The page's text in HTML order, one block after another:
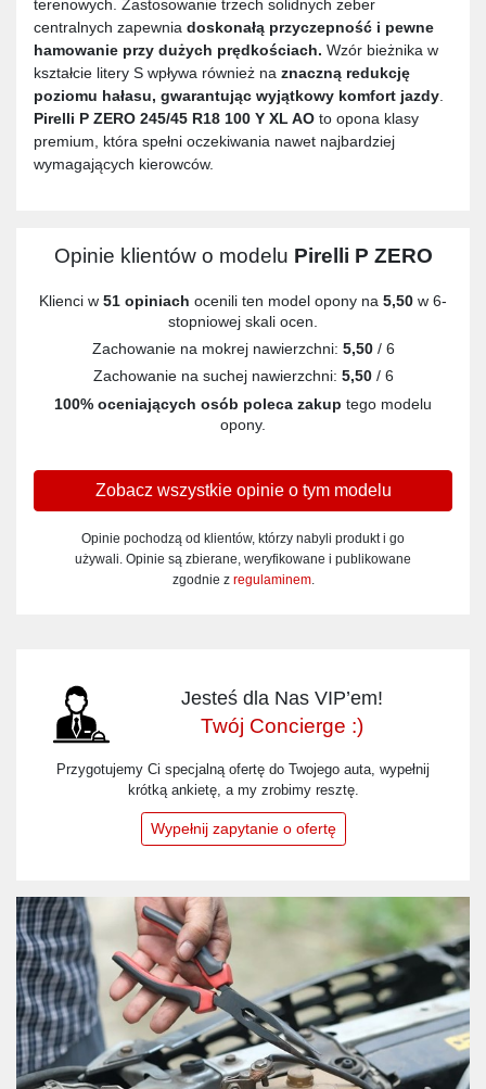
terenowych. Zastosowanie trzech solidnych żeber
centralnych zapewnia doskonałą przyczepność i pewne
hamowanie przy dużych prędkościach. Wzór bieżnika w
kształcie litery S wpływa również na znaczną redukcję
poziomu hałasu, gwarantując wyjątkowy komfort jazdy.
Pirelli P ZERO 245/45 R18 100 Y XL AO to opona klasy
premium, która spełni oczekiwania nawet najbardziej
wymagających kierowców.
Opinie klientów o modelu Pirelli P ZERO
Klienci w 51 opiniach ocenili ten model opony na 5,50 w 6-
stopniowej skali ocen.
Zachowanie na mokrej nawierzchni: 5,50/ 6
Zachowanie na suchej nawierzchni: 5,50/ 6
100% oceniających osób poleca zakup tego modelu
opony.
Zobacz wszystkie opinie o tym modelu
Opinie pochodzą od klientów, którzy nabyli produkt i go
używali. Opinie są zbierane, weryfikowane i publikowane
zgodnie z regulaminem.
Jesteś dla Nas VIP’em!
Twój Concierge :)
Przygotujemy Ci specjalną ofertę do Twojego auta, wypełnij
krótką ankietę, a my zrobimy resztę.
Wypełnij zapytanie o ofertę